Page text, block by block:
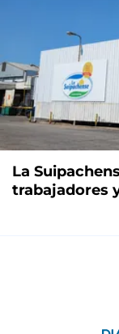
La
trabajadores